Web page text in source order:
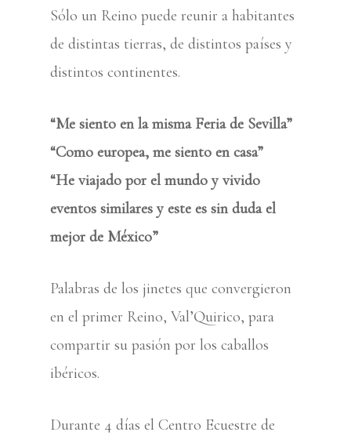
Sólo un Reino puede reunir a habitantes
de distintas tierras, de distintos países y
distintos continentes.
“Me siento en la misma Feria de Sevilla”
“Como europea, me siento en casa”
“He viajado por el mundo y vivido
eventos similares y este es sin duda el
mejor de México”
Palabras de los jinetes que convergieron
en el primer Reino, Val’Quirico, para
compartir su pasión por los caballos
ibéricos.
Durante 4 días el Centro Ecuestre de